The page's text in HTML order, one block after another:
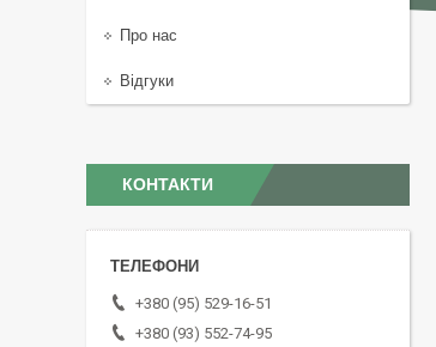
Про нас
Відгуки
КОНТАКТИ
+380 (95) 529-16-51
+380 (93) 552-74-95